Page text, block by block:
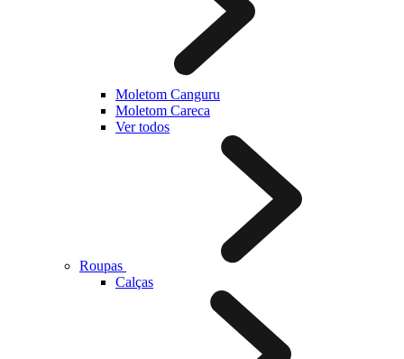
Moletom Canguru
Moletom Careca
Ver todos
Roupas
Calças